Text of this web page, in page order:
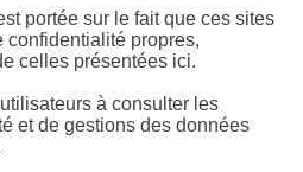
portée sur le fait que ces sites
propres,
celles présentées ici.
à consulter les
et de gestions des données